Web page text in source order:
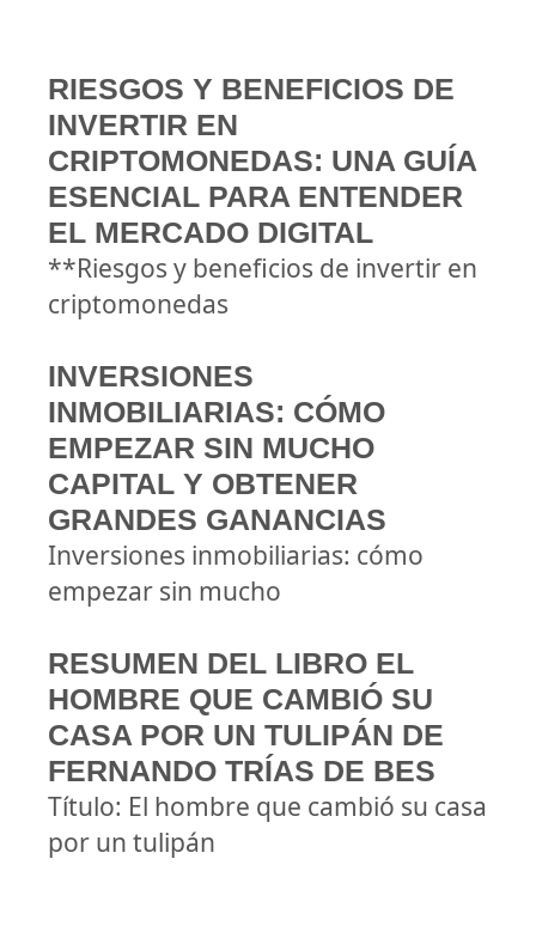
RIESGOS Y BENEFICIOS DE
INVERTIR EN
CRIPTOMONEDAS: UNA GUÍA
ESENCIAL PARA ENTENDER
EL MERCADO DIGITAL
**Riesgos y beneficios de invertir en
criptomonedas
INVERSIONES
INMOBILIARIAS: CÓMO
EMPEZAR SIN MUCHO
CAPITAL Y OBTENER
GRANDES GANANCIAS
Inversiones inmobiliarias: cómo
empezar sin mucho
RESUMEN DEL LIBRO EL
HOMBRE QUE CAMBIÓ SU
CASA POR UN TULIPÁN DE
FERNANDO TRÍAS DE BES
Título: El hombre que cambió su casa
por un tulipán